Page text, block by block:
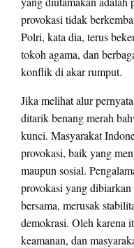
provokasi tidak
Polri, kata dia, terus
tokoh agama, dan
konflik di akar rumput.
Jika melihat alur
ditarik benang merah
kunci. Masyarakat
provokasi, baik yang
maupun sosial.
provokasi yang
bersama, merusak
demokrasi. Oleh karena
keamanan, dan